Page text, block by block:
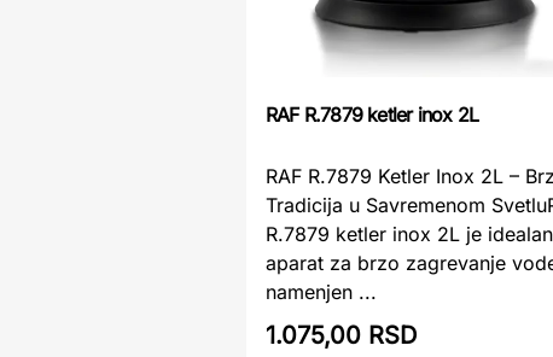
RAF R.7879 ketler inox 2L
RAF R.7879 Ketler Inox 2L –
Tradicija u Savremenom
R.7879 ketler inox 2L je
aparat za brzo zagrevanje
namenjen ...
1.075,00 RSD